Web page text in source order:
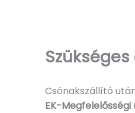
Csónakszállító
EK-